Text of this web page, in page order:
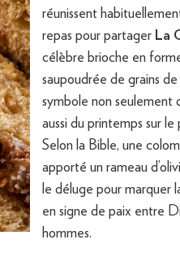
réunissent
repas pour partager La
célèbre brioche en
saupoudrée de grains
symbole non seulement
aussi du printemps sur le
Selon la Bible, une
apporté un rameau
le déluge pour marquer
en signe de paix entre
hommes.